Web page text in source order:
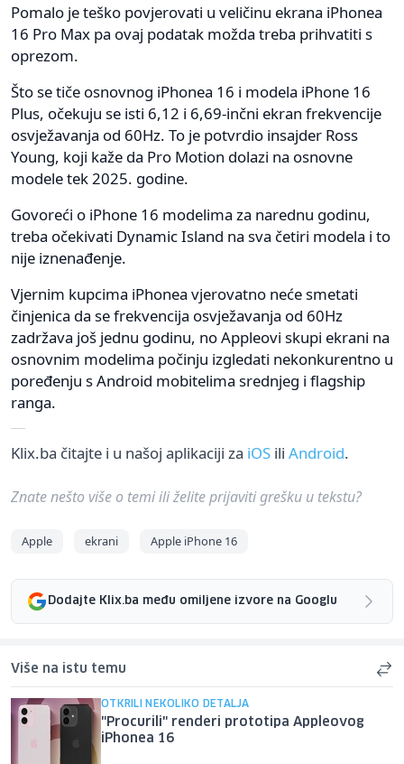
Pomalo je teško povjerovati u veličinu ekrana iPhonea
16 Pro Max pa ovaj podatak možda treba prihvatiti s
oprezom.
Što se tiče osnovnog iPhonea 16 i modela iPhone 16
Plus, očekuju se isti 6,12 i 6,69-inčni ekran frekvencije
osvježavanja od 60Hz. To je potvrdio insajder Ross
Young, koji kaže da Pro Motion dolazi na osnovne
modele tek 2025. godine.
Govoreći o iPhone 16 modelima za narednu godinu,
treba očekivati Dynamic Island na sva četiri modela i to
nije iznenađenje.
Vjernim kupcima iPhonea vjerovatno neće smetati
činjenica da se frekvencija osvježavanja od 60Hz
zadržava još jednu godinu, no Appleovi skupi ekrani na
osnovnim modelima počinju izgledati nekonkurentno u
poređenju s Android mobitelima srednjeg i flagship
ranga.
Klix.ba čitajte i u našoj aplikaciji za iOS ili Android.
Znate nešto više o temi ili želite prijaviti grešku u tekstu?
Apple ekrani Apple iPhone 16
Dodajte Klix.ba među omiljene izvore na Googlu
Više na istu temu
OTKRILI NEKOLIKO DETALJA
"Procurili" renderi prototipa Appleovog
iPhonea 16